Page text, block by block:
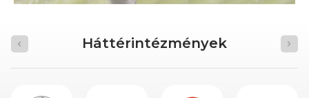
Háttérintézmények